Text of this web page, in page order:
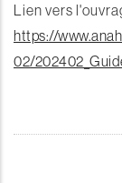
Lien vers
https://
02/